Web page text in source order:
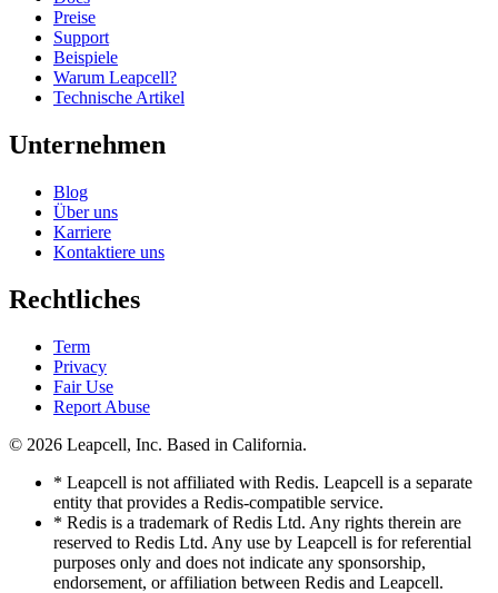
Preise
Support
Beispiele
Warum Leapcell?
Technische Artikel
Unternehmen
Blog
Über uns
Karriere
Kontaktiere uns
Rechtliches
Term
Privacy
Fair Use
Report Abuse
© 2026 Leapcell, Inc. Based in California.
* Leapcell is not affiliated with Redis. Leapcell is a separate
entity that provides a Redis-compatible service.
* Redis is a trademark of Redis Ltd. Any rights therein are
reserved to Redis Ltd. Any use by Leapcell is for referential
purposes only and does not indicate any sponsorship,
endorsement, or affiliation between Redis and Leapcell.